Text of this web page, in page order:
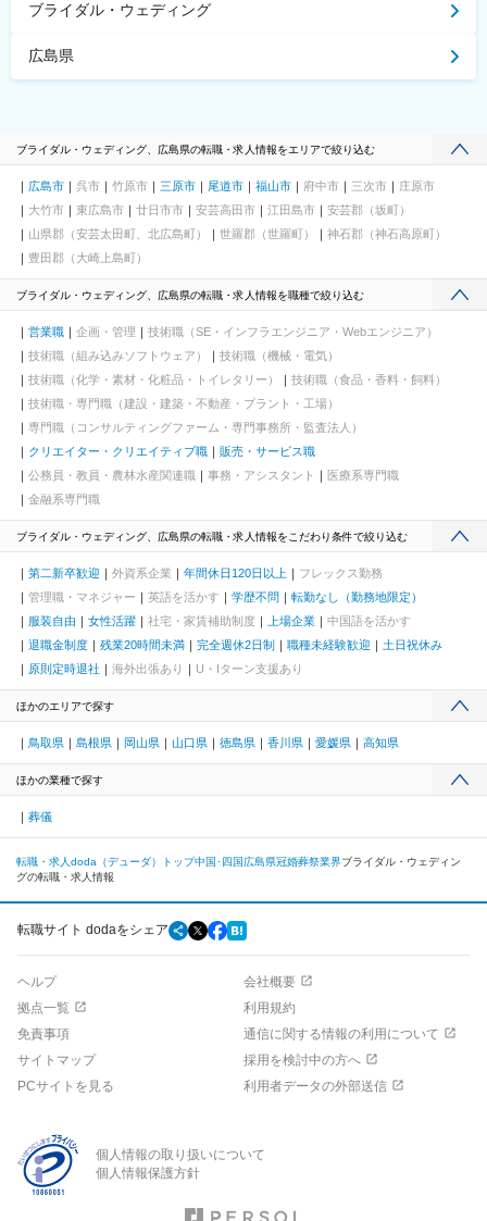
ブライダル・ウェディング
広島県
ブライダル・ウェディング、広島県の転職・求人情報をエリアで絞り込む
広島市 呉市 竹原市 三原市 尾道市 福山市 府中市 三次市
庄原市
大竹市
東広島市 廿日市市 安芸高田市 江田島市
安芸郡（坂町）
山県郡（安芸太田町、北広島町）
世羅郡（世羅町）
神石郡（神石高原町）
豊田郡（大崎上島町）
ブライダル・ウェディング、広島県の転職・求人情報を職種で絞り込む
営業職 企画・管理
技術職（SE・インフラエンジニア・Webエンジニア）
技術職（組み込みソフトウェア）
技術職（機械・電気）
技術職（化学・素材・化粧品・トイレタリー）
技術職（食品・香料・飼料）
技術職・専門職（建設・建築・不動産・プラント・工場）
専門職（コンサルティングファーム・専門事務所・監査法人）
クリエイター・クリエイティブ職
販売・サービス職
公務員・教員・農林水産関連職
事務・アシスタント
医療系専門職
金融系専門職
ブライダル・ウェディング、広島県の転職・求人情報をこだわり条件で絞り込む
第二新卒歓迎 外資系企業 年間休日120日以上
フレックス勤務
管理職・マネジャー
英語を活かす 学歴不問
転勤なし（勤務地限定）
服装自由
女性活躍 社宅・家賃補助制度 上場企業
中国語を活かす
退職金制度
残業20時間未満 完全週休2日制 職種未経験歓迎
土日祝休み
原則定時退社
海外出張あり U・Iターン支援あり
ほかのエリアで探す
鳥取県 島根県 岡山県 山口県 徳島県 香川県 愛媛県 高知県
ほかの業種で探す
葬儀
転職・求人doda（デューダ）トップ中国･四国 広島県冠婚葬祭業界ブライダル・ウェディン
グの転職・求人情報
転職サイト dodaをシェア
ヘルプ
会社概要
拠点一覧
利用規約
免責事項
通信に関する情報の利用について
サイトマップ
採用を検討中の方へ
PCサイトを見る
利用者データの外部送信
個人情報の取り扱いについて
個人情報保護方針